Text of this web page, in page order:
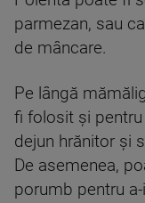
parmezan, sau
de mâncare.
Pe lângă
fi folosit și
dejun hrănitor și
De asemenea,
porumb pentru